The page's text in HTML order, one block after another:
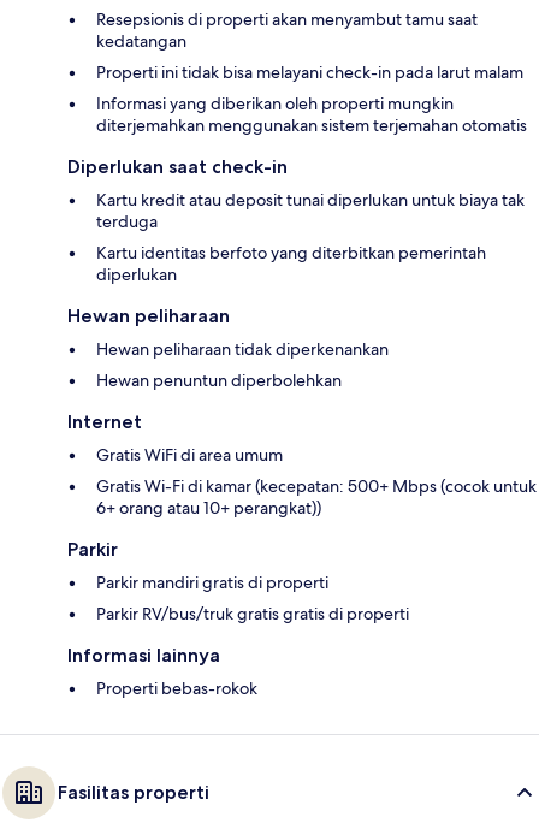
Resepsionis di properti akan menyambut tamu saat
kedatangan
Properti ini tidak bisa melayani check-in pada larut malam
Informasi yang diberikan oleh properti mungkin
diterjemahkan menggunakan sistem terjemahan otomatis
Diperlukan saat check-in
Kartu kredit atau deposit tunai diperlukan untuk biaya tak
terduga
Kartu identitas berfoto yang diterbitkan pemerintah
diperlukan
Hewan peliharaan
Hewan peliharaan tidak diperkenankan
Hewan penuntun diperbolehkan
Internet
Gratis WiFi di area umum
Gratis Wi-Fi di kamar (kecepatan: 500+ Mbps (cocok untuk
6+ orang atau 10+ perangkat))
Parkir
Parkir mandiri gratis di properti
Parkir RV/bus/truk gratis gratis di properti
Informasi lainnya
Properti bebas-rokok
Fasilitas properti